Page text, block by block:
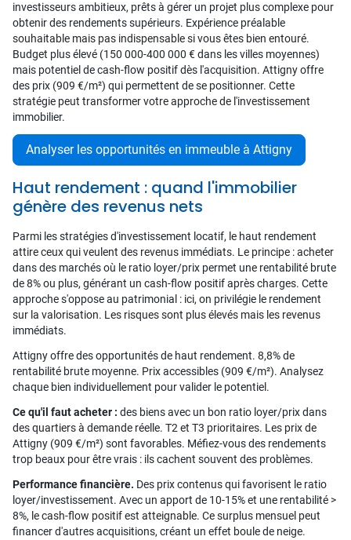
investisseurs ambitieux, prêts à gérer un projet plus complexe pour
obtenir des rendements supérieurs. Expérience préalable
souhaitable mais pas indispensable si vous êtes bien entouré.
Budget plus élevé (150 000-400 000 € dans les villes moyennes)
mais potentiel de cash-flow positif dès l'acquisition. Attigny offre
des prix (909 €/m²) qui permettent de se positionner. Cette
stratégie peut transformer votre approche de l'investissement
immobilier.
Analyser les opportunités en immeuble à Attigny
Haut rendement : quand l'immobilier
génère des revenus nets
Parmi les stratégies d'investissement locatif, le haut rendement
attire ceux qui veulent des revenus immédiats. Le principe : acheter
dans des marchés où le ratio loyer/prix permet une rentabilité brute
de 8% ou plus, générant un cash-flow positif après charges. Cette
approche s'oppose au patrimonial : ici, on privilégie le rendement
sur la valorisation. Les risques sont plus élevés mais les revenus
immédiats.
Attigny offre des opportunités de haut rendement. 8,8% de
rentabilité brute moyenne. Prix accessibles (909 €/m²). Analysez
chaque bien individuellement pour valider le potentiel.
Ce qu'il faut acheter : des biens avec un bon ratio loyer/prix dans
des quartiers à demande réelle. T2 et T3 prioritaires. Les prix de
Attigny (909 €/m²) sont favorables. Méfiez-vous des rendements
trop beaux pour être vrais : ils cachent souvent des problèmes.
Performance financière. Des prix contenus qui favorisent le ratio
loyer/investissement. Avec un apport de 10-15% et une rentabilité >
8%, le cash-flow positif est atteignable. Ce surplus mensuel peut
financer d'autres acquisitions, créant un effet boule de neige.